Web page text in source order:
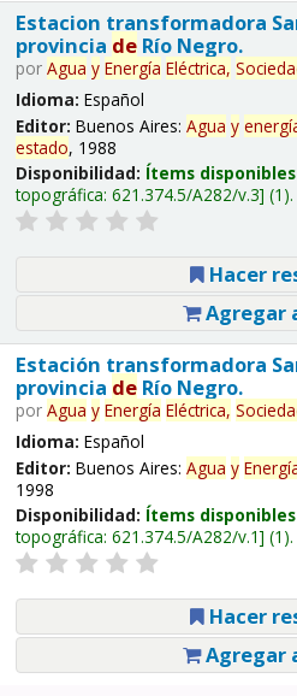
Estacion transformadora
provincia deRío Negro.
por Agua y Energía Eléctrica,
Idioma: Español
Editor: Buenos Aires: Agua y
estado, 1988
Disponibilidad: Ítems
topográfica: 621.374.5/A282/v.3 (1).
Hacer
Agregar
Estación transformadora
provincia deRío Negro.
por Agua y Energía Eléctrica,
Idioma: Español
Editor: Buenos Aires: Agua y
1998
Disponibilidad: Ítems
topográfica: 621.374.5/A282/v.1 (1).
Hacer
Agregar